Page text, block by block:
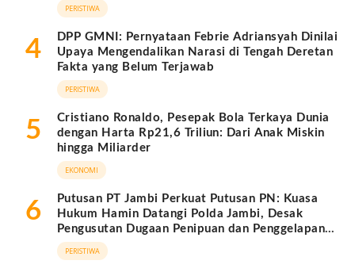
PERISTIWA
4
DPP GMNI: Pernyataan Febrie Adriansyah Dinilai
Upaya Mengendalikan Narasi di Tengah Deretan
Fakta yang Belum Terjawab
PERISTIWA
5
Cristiano Ronaldo, Pesepak Bola Terkaya Dunia
dengan Harta Rp21,6 Triliun: Dari Anak Miskin
hingga Miliarder
EKONOMI
6
Putusan PT Jambi Perkuat Putusan PN: Kuasa
Hukum Hamin Datangi Polda Jambi, Desak
Pengusutan Dugaan Penipuan dan Penggelapan
BPKB
PERISTIWA